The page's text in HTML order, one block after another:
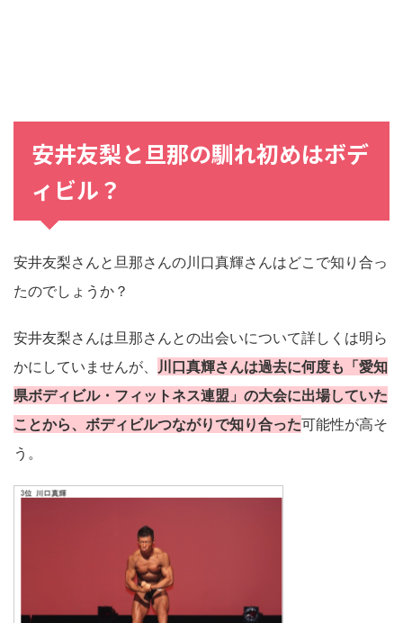
安井友梨と旦那の馴れ初めはボデ
ィビル？
安井友梨さんと旦那さんの川口真輝さんはどこで知り合っ
たのでしょうか？
安井友梨さんは旦那さんとの出会いについて詳しくは明ら
かにしていませんが、 川口真輝さんは過去に何度も「愛知
県ボディビル・フィットネス連盟」の大会に出場していた
ことから、ボディビルつながりで知り合った可能性が高そ
う。